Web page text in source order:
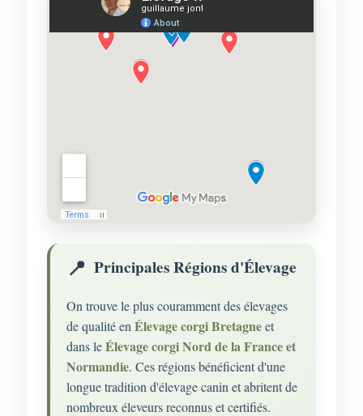
Principales Régions d'Élevage
On trouve le plus couramment des élevages
de qualité enÉlevage corgi Bretagneet
dans leÉlevage corgi Nord de la France et
Normandie. Ces régions bénéficient d'une
longue tradition d'élevage canin et abritent de
nombreux éleveurs reconnus et certifiés.